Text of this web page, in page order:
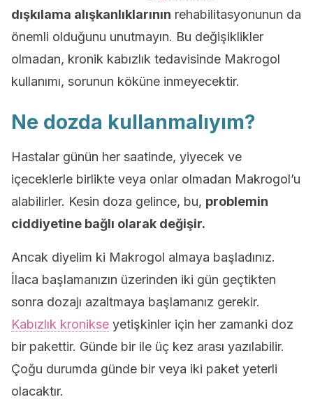
dışkılama alışkanlıklarının rehabilitasyonunun da
önemli olduğunu unutmayın. Bu değişiklikler
olmadan, kronik kabızlık tedavisinde Makrogol
kullanımı, sorunun köküne inmeyecektir.
Ne dozda kullanmalıyım?
Hastalar günün her saatinde, yiyecek ve
içeceklerle birlikte veya onlar olmadan Makrogol’u
alabilirler. Kesin doza gelince, bu, problemin
ciddiyetine bağlı olarak değişir.
Ancak diyelim ki Makrogol almaya başladınız.
İlaca başlamanızın üzerinden iki gün geçtikten
sonra dozajı azaltmaya başlamanız gerekir.
Kabızlık kronikse yetişkinler için her zamanki doz
bir pakettir. Günde bir ile üç kez arası yazılabilir.
Çoğu durumda günde bir veya iki paket yeterli
olacaktır.